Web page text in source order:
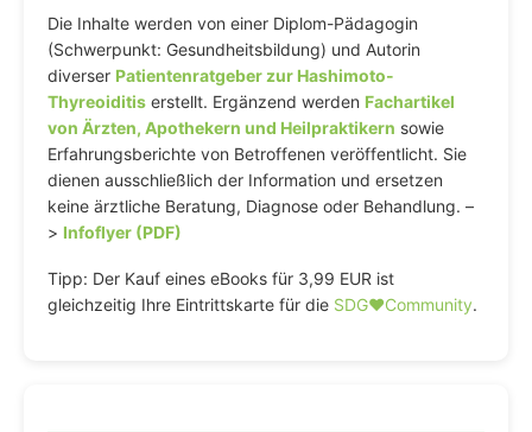
Die Inhalte werden von einer Diplom-Pädagogin
(Schwerpunkt: Gesundheitsbildung) und Autorin
diverser Patientenratgeber zur Hashimoto-
Thyreoiditis erstellt. Ergänzend werden Fachartikel
von Ärzten, Apothekern und Heilpraktikern sowie
Erfahrungsberichte von Betroffenen veröffentlicht. Sie
dienen ausschließlich der Information und ersetzen
keine ärztliche Beratung, Diagnose oder Behandlung. –
> Infoflyer (PDF)
Tipp: Der Kauf eines eBooks für 3,99 EUR ist
gleichzeitig Ihre Eintrittskarte für die SDG♥️Community.